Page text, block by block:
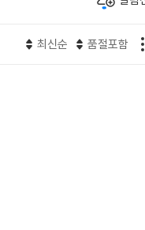
최신순 품절포함